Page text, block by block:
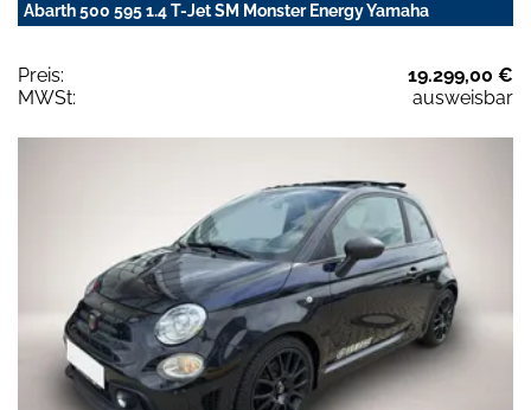
Abarth 500 595 1.4 T-Jet SM Monster Energy Yamaha
Preis:
19.299,00 €
MWSt:
ausweisbar